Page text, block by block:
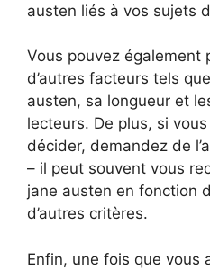
austen liés à vos sujets
Vous pouvez également
d’autres facteurs tels
austen, sa longueur et
lecteurs. De plus, si vous
décider, demandez de
– il peut souvent vous
jane austen en fonction
d’autres critères.
Enfin, une fois que vous